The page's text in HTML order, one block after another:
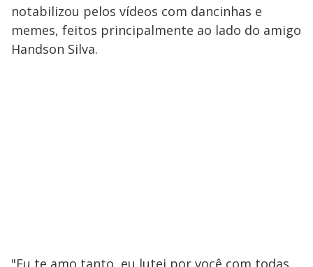
notabilizou pelos vídeos com dancinhas e
memes, feitos principalmente ao lado do amigo
Handson Silva.
"Eu te amo tanto, eu lutei por você com todas